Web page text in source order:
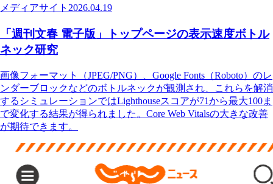
メディアサイト 2026.04.19
「週刊文春 電子版」トップページの表示速度ボトル
ネック研究
画像フォーマット（JPEG/PNG）、Google Fonts（Roboto）のレ
ンダーブロックなどのボトルネックが観測され、これらを解消
するシミュレーションではLighthouseスコアが71から最大100ま
で変化する結果が得られました。Core Web Vitalsの大きな改善
が期待できます。